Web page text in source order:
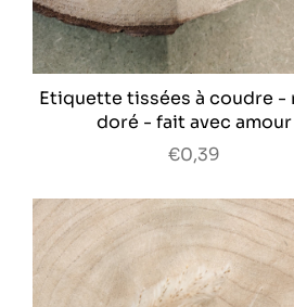
Etiquette tissées à coudre -
doré - fait avec amour
€0,39